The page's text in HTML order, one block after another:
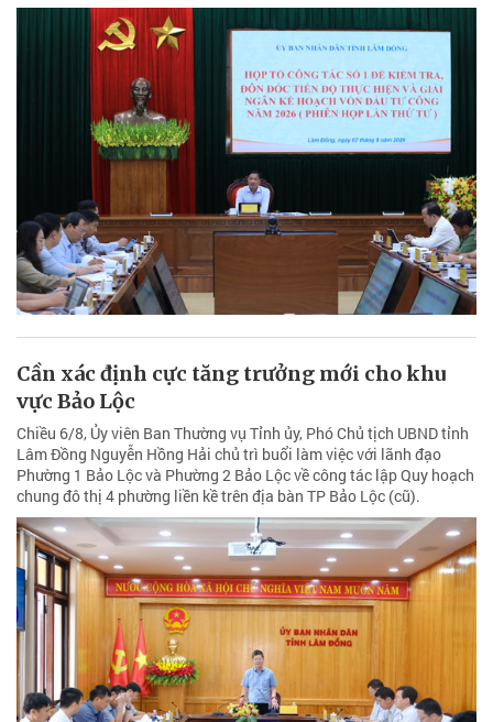
Cần xác định cực tăng trưởng mới cho khu
vực Bảo Lộc
Chiều 6/8, Ủy viên Ban Thường vụ Tỉnh ủy, Phó Chủ tịch UBND tỉnh
Lâm Đồng Nguyễn Hồng Hải chủ trì buổi làm việc với lãnh đạo
Phường 1 Bảo Lộc và Phường 2 Bảo Lộc về công tác lập Quy hoạch
chung đô thị 4 phường liền kề trên địa bàn TP Bảo Lộc (cũ).